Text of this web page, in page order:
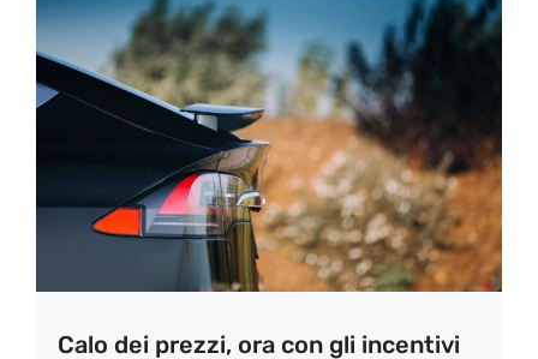
Calo dei prezzi, ora con gli incentivi